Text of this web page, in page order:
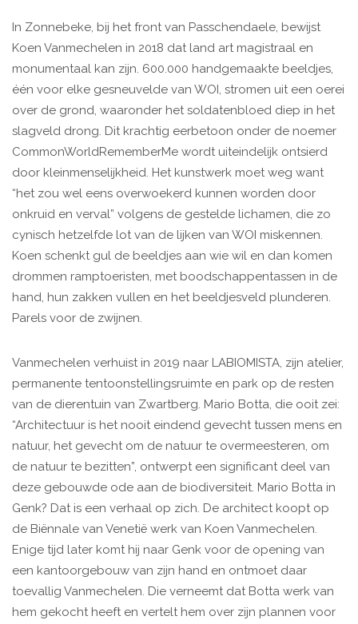
In Zonnebeke, bij het front van Passchendaele, bewijst
Koen Vanmechelen in 2018 dat land art magistraal en
monumentaal kan zijn. 600.000 handgemaakte beeldjes,
één voor elke gesneuvelde van WOI, stromen uit een oerei
over de grond, waaronder het soldatenbloed diep in het
slagveld drong. Dit krachtig eerbetoon onder de noemer
CommonWorldRememberMe wordt uiteindelijk ontsierd
door kleinmenselijkheid. Het kunstwerk moet weg want
“het zou wel eens overwoekerd kunnen worden door
onkruid en verval” volgens de gestelde lichamen, die zo
cynisch hetzelfde lot van de lijken van WOI miskennen.
Koen schenkt gul de beeldjes aan wie wil en dan komen
drommen ramptoeristen, met boodschappentassen in de
hand, hun zakken vullen en het beeldjesveld plunderen.
Parels voor de zwijnen.
Vanmechelen verhuist in 2019 naar LABIOMISTA, zijn atelier,
permanente tentoonstellingsruimte en park op de resten
van de dierentuin van Zwartberg. Mario Botta, die ooit zei:
“Architectuur is het nooit eindend gevecht tussen mens en
natuur, het gevecht om de natuur te overmeesteren, om
de natuur te bezitten”, ontwerpt een significant deel van
deze gebouwde ode aan de biodiversiteit. Mario Botta in
Genk? Dat is een verhaal op zich. De architect koopt op
de Biënnale van Venetië werk van Koen Vanmechelen.
Enige tijd later komt hij naar Genk voor de opening van
een kantoorgebouw van zijn hand en ontmoet daar
toevallig Vanmechelen. Die verneemt dat Botta werk van
hem gekocht heeft en vertelt hem over zijn plannen voor